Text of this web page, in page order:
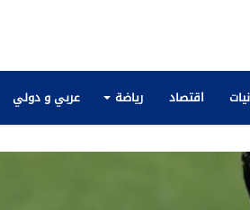
اقتصاد رياضة عربي و دولي